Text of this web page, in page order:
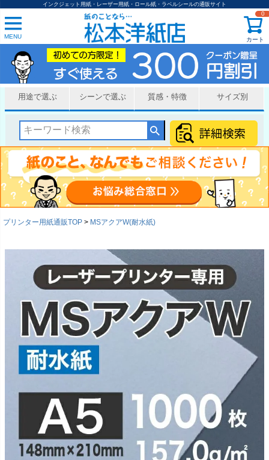
インクジェット用紙・レーザー用紙・ロール紙・ラベルシールの通販サイト
MENU カート
0
用途で選ぶ シーンで選ぶ 質感・特徴 サイズ別
プリンター用紙通販TOP MSアクアW(耐水紙)